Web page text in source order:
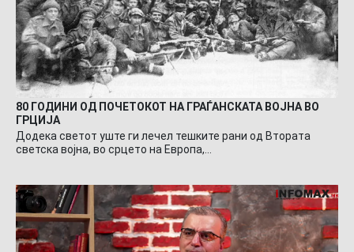
80 ГОДИНИ ОД ПОЧЕТОКОТ НА ГРАЃАНСКАТА ВОЈНА ВО
ГРЦИЈА
Додека светот уште ги лечел тешките рани од Втората
светска војна, во срцето на Европа,…